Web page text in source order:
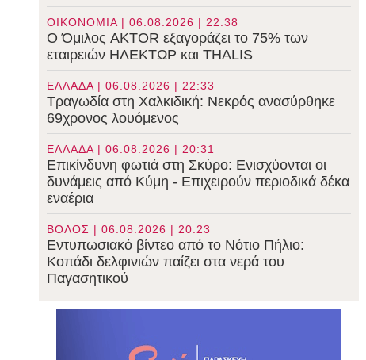
ΟΙΚΟΝΟΜΙΑ | 06.08.2026 | 22:38
Ο Όμιλος AKTOR εξαγοράζει το 75% των
εταιρειών ΗΛΕΚΤΩΡ και THALIS
ΕΛΛΑΔΑ | 06.08.2026 | 22:33
Τραγωδία στη Χαλκιδική: Νεκρός ανασύρθηκε
69χρονος λουόμενος
ΕΛΛΑΔΑ | 06.08.2026 | 20:31
Επικίνδυνη φωτιά στη Σκύρο: Ενισχύονται οι
δυνάμεις από Κύμη - Επιχειρούν περιοδικά δέκα
εναέρια
ΒΟΛΟΣ | 06.08.2026 | 20:23
Εντυπωσιακό βίντεο από το Νότιο Πήλιο:
Κοπάδι δελφινιών παίζει στα νερά του
Παγασητικού